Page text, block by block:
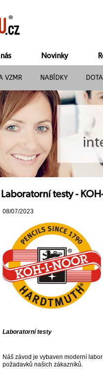
Novinky
VZMR NABÍDKY
Laboratorní testy -
08/07/2023
Laboratorní testy
Náš závod je vybaven moderní
požadavků našich zákazníků.